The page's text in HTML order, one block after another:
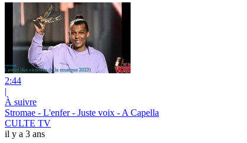
2:44
|
À suivre
Stromae - L'enfer - Juste voix - A Capella
CULTE TV
il y a 3 ans